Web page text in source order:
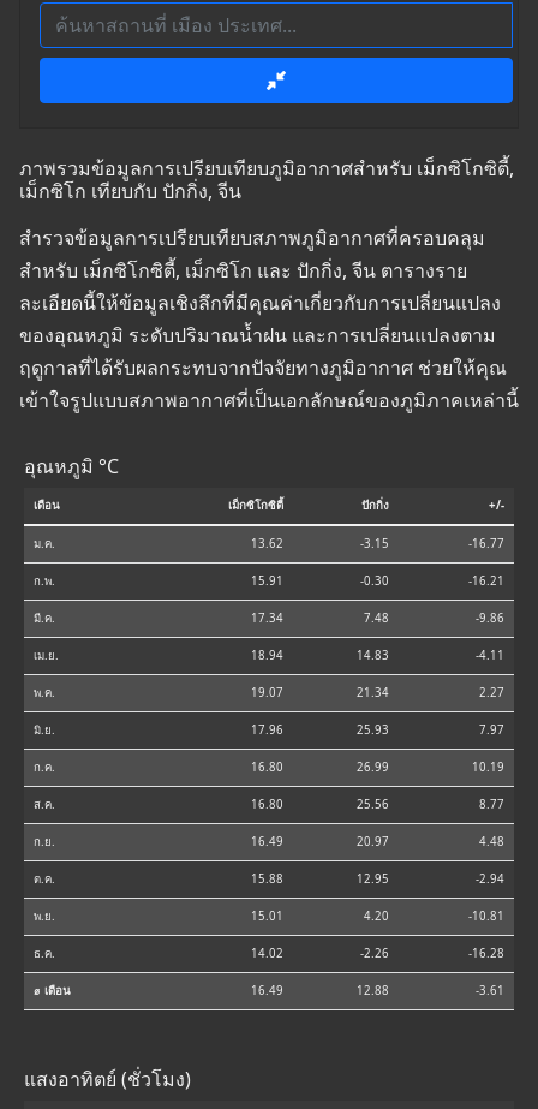
ภาพรวมข้อมูลการเปรียบเทียบภูมิอากาศสำหรับ เม็กซิโกซิตี้,
เม็กซิโก เทียบกับ ปักกิ่ง, จีน
สำรวจข้อมูลการเปรียบเทียบสภาพภูมิอากาศที่ครอบคลุม
สำหรับ เม็กซิโกซิตี้, เม็กซิโก และ ปักกิ่ง, จีน ตารางราย
ละเอียดนี้ให้ข้อมูลเชิงลึกที่มีคุณค่าเกี่ยวกับการเปลี่ยนแปลง
ของอุณหภูมิ ระดับปริมาณน้ำฝน และการเปลี่ยนแปลงตาม
ฤดูกาลที่ได้รับผลกระทบจากปัจจัยทางภูมิอากาศ ช่วยให้คุณ
เข้าใจรูปแบบสภาพอากาศที่เป็นเอกลักษณ์ของภูมิภาคเหล่านี้
อุณหภูมิ °C
เดือน เม็กซิโกซิตี้ ปักกิ่ง +/-
ม.ค. 13.62 -3.15 -16.77
ก.พ. 15.91 -0.30 -16.21
มี.ค. 17.34 7.48 -9.86
เม.ย. 18.94 14.83 -4.11
พ.ค. 19.07 21.34 2.27
มิ.ย. 17.96 25.93 7.97
ก.ค. 16.80 26.99 10.19
ส.ค. 16.80 25.56 8.77
ก.ย. 16.49 20.97 4.48
ต.ค. 15.88 12.95 -2.94
พ.ย. 15.01 4.20 -10.81
ธ.ค. 14.02 -2.26 -16.28
⌀ เดือน 16.49 12.88 -3.61
แสงอาทิตย์ (ชั่วโมง)